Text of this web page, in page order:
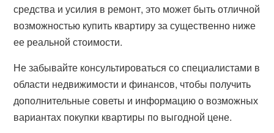
средства и усилия в ремонт, это может быть отличной
возможностью купить квартиру за существенно ниже
ее реальной стоимости.
Не забывайте консультироваться со специалистами в
области недвижимости и финансов, чтобы получить
дополнительные советы и информацию о возможных
вариантах покупки квартиры по выгодной цене.